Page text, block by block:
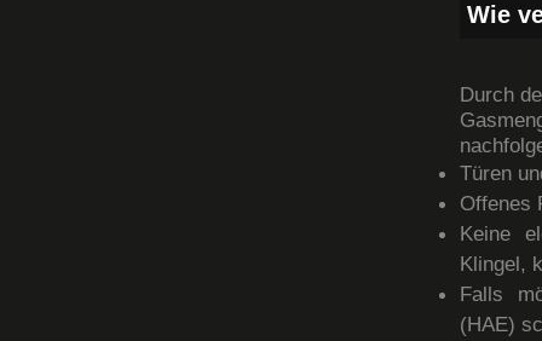
Wie
Durch
Türen
Offenes
Keine
Klingel,
Falls
(HAE)